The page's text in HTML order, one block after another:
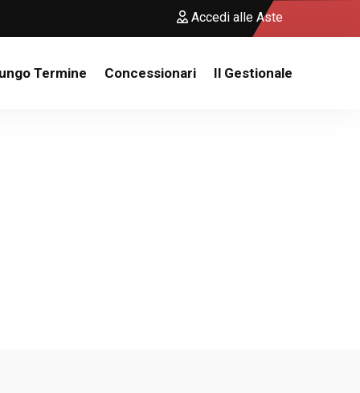
Accedi alle Aste
Termine Concessionari Il Gestionale